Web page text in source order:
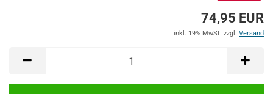
74,95 EUR
inkl. 19% MwSt. zzgl. Versand